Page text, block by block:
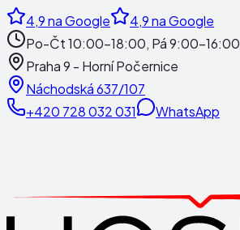
4,9na Google 4,9na Google
Po-Čt 10:00-18:00, Pá 9:00-16:00
Praha 9 - Horní Počernice
Náchodská 637/107
+420 728 032 031
WhatsApp